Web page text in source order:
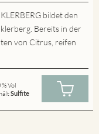
bildet den
Bereits in der
von Citrus, reifen
% Vol
Sulfite